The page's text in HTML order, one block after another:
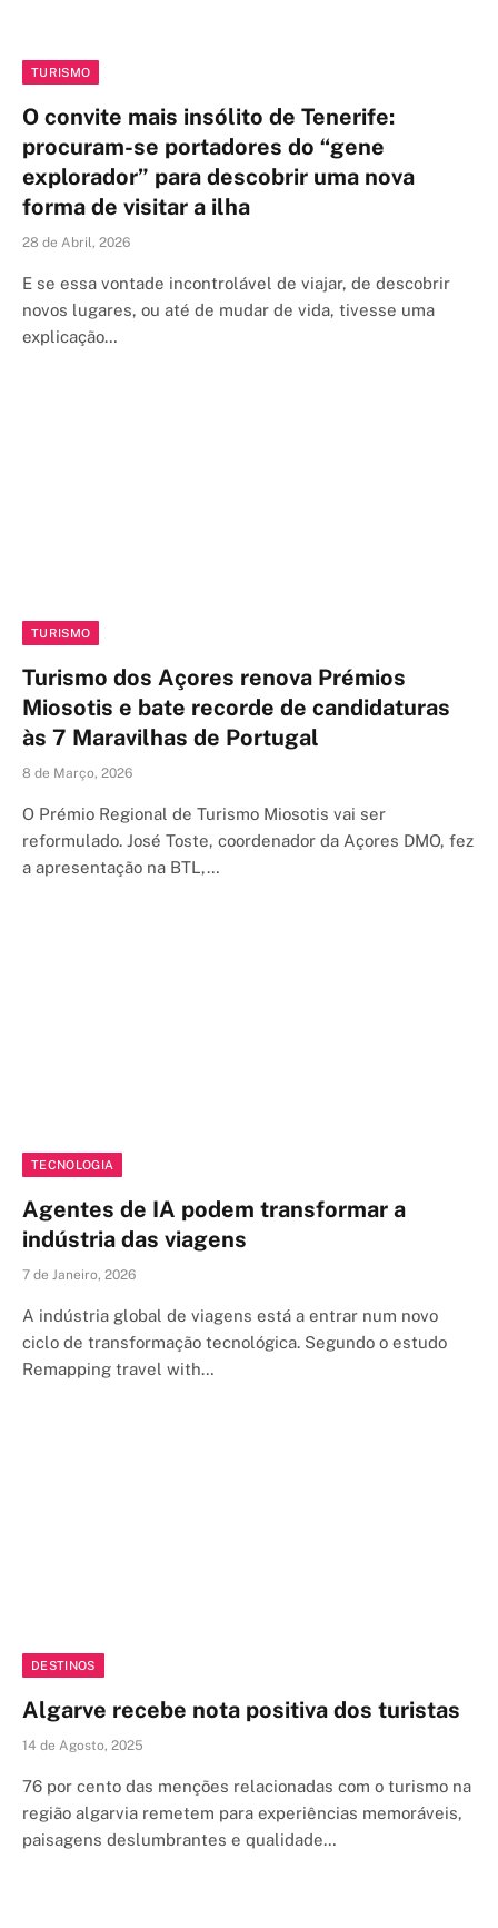
TURISMO
O convite mais insólito de Tenerife:
procuram-se portadores do “gene
explorador” para descobrir uma nova
forma de visitar a ilha
28 de Abril, 2026
E se essa vontade incontrolável de viajar, de descobrir
novos lugares, ou até de mudar de vida, tivesse uma
explicação…
TURISMO
Turismo dos Açores renova Prémios
Miosotis e bate recorde de candidaturas
às 7 Maravilhas de Portugal
8 de Março, 2026
O Prémio Regional de Turismo Miosotis vai ser
reformulado. José Toste, coordenador da Açores DMO, fez
a apresentação na BTL,…
TECNOLOGIA
Agentes de IA podem transformar a
indústria das viagens
7 de Janeiro, 2026
A indústria global de viagens está a entrar num novo
ciclo de transformação tecnológica. Segundo o estudo
Remapping travel with…
DESTINOS
Algarve recebe nota positiva dos turistas
14 de Agosto, 2025
76 por cento das menções relacionadas com o turismo na
região algarvia remetem para experiências memoráveis,
paisagens deslumbrantes e qualidade…